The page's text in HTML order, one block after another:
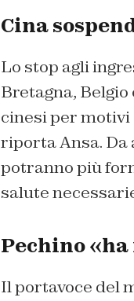
Cina
Lo stop agli
Bretagna,
cinesi per
riporta Ansa. Da
potranno più
salute
Pechino
Il portavoce del